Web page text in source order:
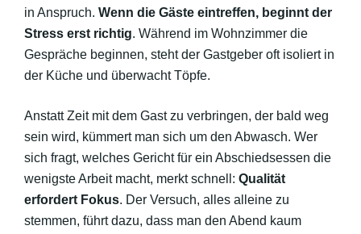
in Anspruch. Wenn die Gäste eintreffen, beginnt der
Stress erst richtig. Während im Wohnzimmer die
Gespräche beginnen, steht der Gastgeber oft isoliert in
der Küche und überwacht Töpfe.
Anstatt Zeit mit dem Gast zu verbringen, der bald weg
sein wird, kümmert man sich um den Abwasch. Wer
sich fragt, welches Gericht für ein Abschiedsessen die
wenigste Arbeit macht, merkt schnell: Qualität
erfordert Fokus. Der Versuch, alles alleine zu
stemmen, führt dazu, dass man den Abend kaum